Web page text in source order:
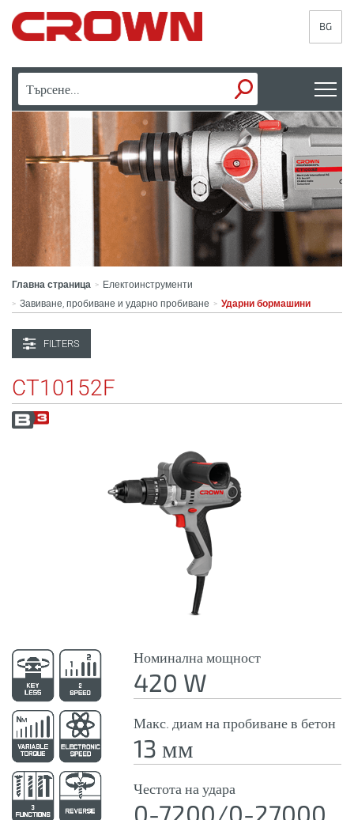
BG
Главна страница > Електоинструменти
> Завиване, пробиване и ударно пробиване > Ударни бормашини
FILTERS
CT10152F
Номинална мощност
420 W
Макс. диам на пробиване в бетон
13 мм
Честота на удара
0-7200/0-27000